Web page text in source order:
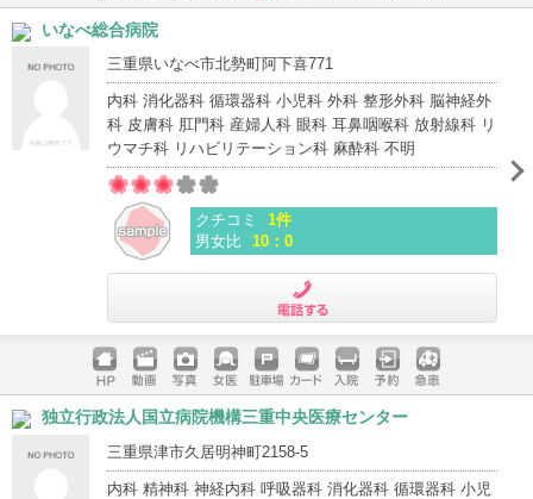
ホームペ
ージ
動画 写真 女医 駐車場
クレジッ
入院 予約 急患
いなべ総合病院
三重県いなべ市北勢町阿下喜771
内科 消化器科 循環器科 小児科 外科 整形外科 脳神経外
科 皮膚科 肛門科 産婦人科 眼科 耳鼻咽喉科 放射線科 リ
ウマチ科 リハビリテーション科 麻酔科 不明
クチコミ
1件
男女比 10：0
ホームペ
ージ
動画 写真 女医 駐車場
クレジッ
トカード
入院 予約 急患
独立行政法人国立病院機構三重中央医療センター
三重県津市久居明神町2158-5
内科 精神科 神経内科 呼吸器科 消化器科 循環器科 小児